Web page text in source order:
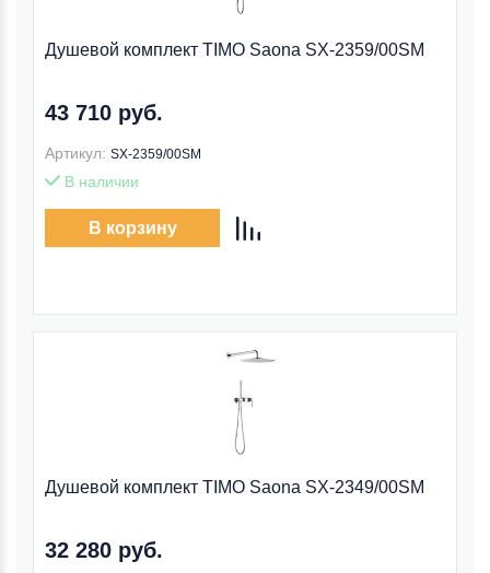
Душевой комплект TIMO Saona SX-2359/00SM
43 710 руб.
Артикул: SX-2359/00SM
В наличии
В корзину
Душевой комплект TIMO Saona SX-2349/00SM
32 280 руб.